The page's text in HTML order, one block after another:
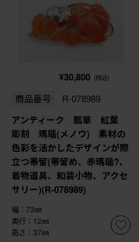
¥30,800 (税込)
商品番号 R-078989
アンティーク 瓢箪 紅葉
彫刻 瑪瑙(メノウ) 素材の
色彩を活かしたデザインが際
立つ帯留(帯留め、赤瑪瑙?、
着物道具、和装小物、アクセ
サリー)(R-078989)
幅：73㎜
奥行：12㎜
高さ：37㎜